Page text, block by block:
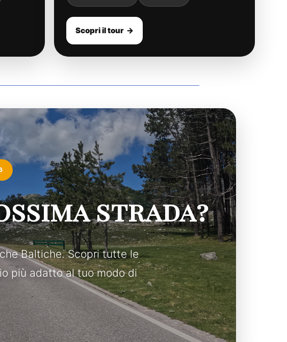
Scopri il tour
strada?
Baltiche. Scopri tutte le
più adatto al tuo modo di